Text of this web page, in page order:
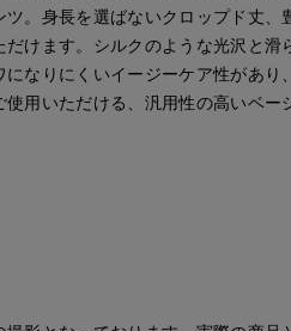
ツ。身長を選ばないクロップド丈、
けます。シルクのような光沢と滑
なりにくいイージーケア性があり
用いただける、汎用性の高いベー